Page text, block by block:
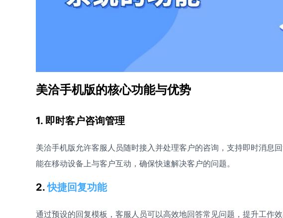
美洽手机版的核心功能与优势
1. 即时客户咨询管理
美洽手机版允许客服人员随时接入并处理客户的咨询，支持即时消息
能在移动设备上与客户互动，确保快速解决客户的问题。
2.快捷回复功能
通过预设的回复模板，客服人员可以高效地回答常见问题，提升工作